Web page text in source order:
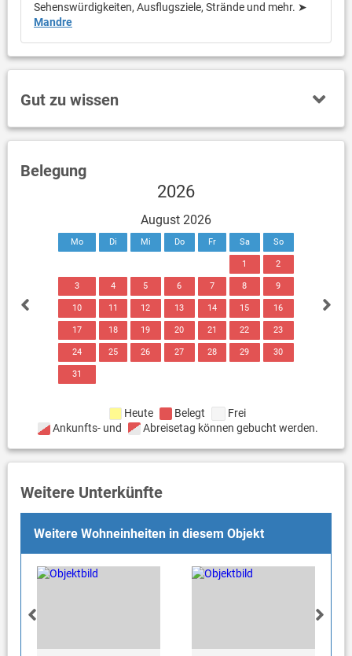
Sehenswürdigkeiten, Ausflugsziele, Strände und mehr. ➤
Mandre
Gut zu wissen
Belegung
2026
August 2026
Mo Di Mi Do Fr Sa So
1 2
3 4 5 6 7 8 9
10 11 12 13 14 15 16
17 18 19 20 21 22 23
24 25 26 27 28 29 30
31
Heute Belegt
Frei
Ankunfts- und
Abreisetag können gebucht werden.
Weitere Unterkünfte
Weitere Wohneinheiten in diesem Objekt